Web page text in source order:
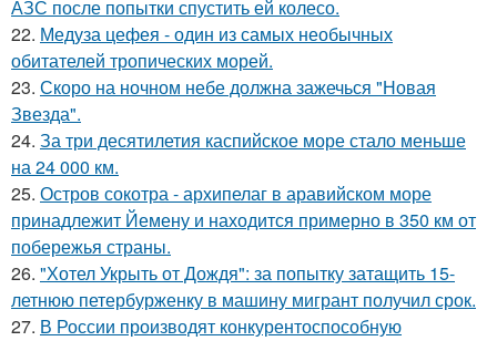
АЗС после попытки спустить ей колесо.
22. Медуза цефея - один из самых необычных
обитателей тропических морей.
23. Скоро на ночном небе должна зажечься "Новая
Звезда".
24. За три десятилетия каспийское море стало меньше
на 24 000 км.
25. Остров сокотра - архипелаг в аравийском море
принадлежит Йемену и находится примерно в 350 км от
побережья страны.
26. "Хотел Укрыть от Дождя": за попытку затащить 15-
летнюю петербурженку в машину мигрант получил срок.
27. В России производят конкурентоспособную